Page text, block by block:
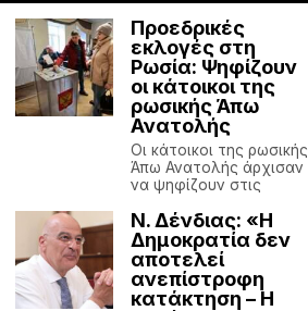
Προεδρικές
εκλογές στη
Ρωσία: Ψηφίζουν
οι κάτοικοι της
ρωσικής Άπω
Ανατολής
Οι κάτοικοι της ρωσικής
Άπω Ανατολής άρχισαν
να ψηφίζουν στις
Ν. Δένδιας: «H
Δημοκρατία δεν
αποτελεί
ανεπίστροφη
κατάκτηση – Η